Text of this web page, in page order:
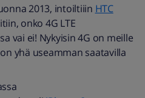
2013, intoiltiiin HTC
onko 4G LTE
vai ei! Nykyisin 4G on meille
yhä useamman saatavilla